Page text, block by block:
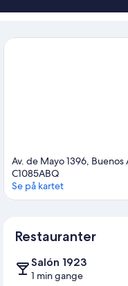
Av. de Mayo 1396, Buenos
C1085ABQ
Se på kartet
Restauranter
Salón 1923
1 min gange